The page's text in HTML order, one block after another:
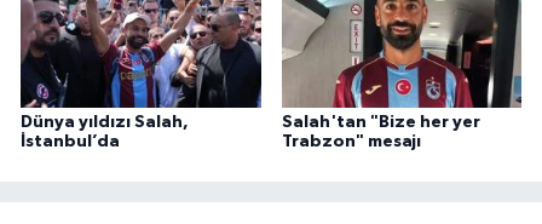
Dünya yıldızı Salah,
İstanbul’da
Salah'tan "Bize her yer
Trabzon" mesajı